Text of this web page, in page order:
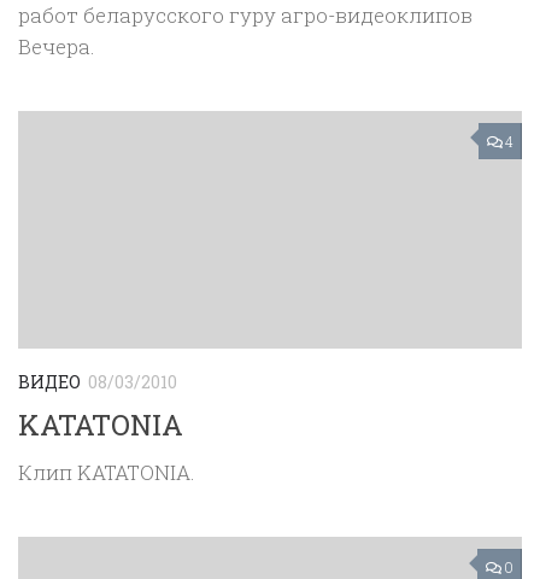
работ беларусского гуру агро-видеоклипов
Вечера.
4
ВИДЕО 08/03/2010
KATATONIA
Клип KATATONIA.
0